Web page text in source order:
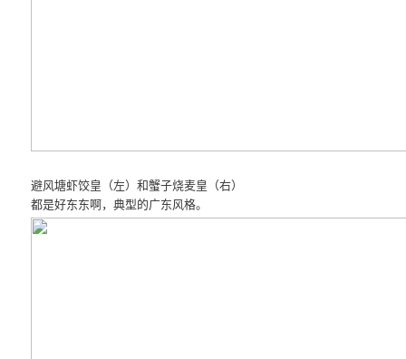
避风塘虾饺皇（左）和蟹子烧麦皇（右）
都是好东东啊，典型的广东风格。